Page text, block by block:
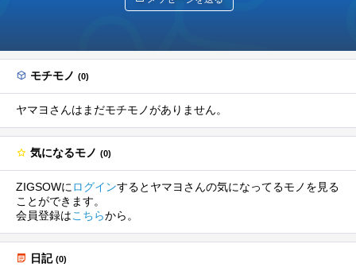
モチモノ (0)
ヤマヨさんはまだモチモノがありません。
気になるモノ (0)
ZIGSOWにログインするとヤマヨさんの気になってるモノを見る
ことができます。
会員登録はこちらから。
日記 (0)